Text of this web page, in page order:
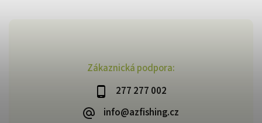
Zákaznická podpora:
277 277 002
info@azfishing.cz